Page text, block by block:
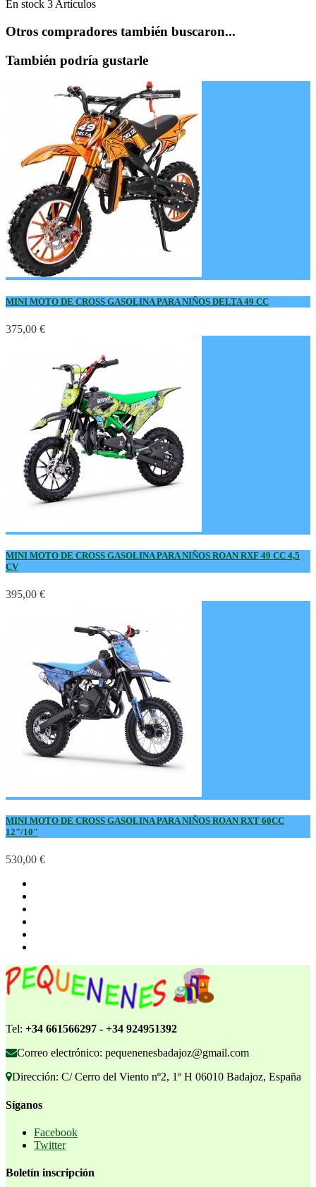
En stock 3 Artículos
Otros compradores también buscaron...
También podría gustarle
MINI MOTO DE CROSS GASOLINA PARA NIÑOS DELTA 49 CC
375,00 €
MINI MOTO DE CROSS GASOLINA PARA NIÑOS ROAN RXF 49 CC 4,5
CV
395,00 €
MINI MOTO DE CROSS GASOLINA PARA NIÑOS ROAN RXT 60CC
12"/10"
530,00 €
Tel: +34 661566297 - +34 924951392
Correo electrónico: pequenenesbadajoz@gmail.com
Dirección: C/ Cerro del Viento nº2, 1º H 06010 Badajoz, España
Síganos
Facebook
Twitter
Boletín inscripción